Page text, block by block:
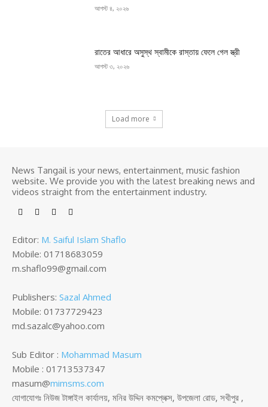
আগস্ট ৪, ২০২৬
রাতের আধারে অসুস্থ স্বামীকে রাস্তায় ফেলে গেল স্ত্রী
আগস্ট ৩, ২০২৬
Load more
News Tangail is your news, entertainment, music fashion
website. We provide you with the latest breaking news and
videos straight from the entertainment industry.
Editor: M. Saiful Islam Shaflo
Mobile: 01718683059
m.shaflo99@gmail.com
Publishers: Sazal Ahmed
Mobile: 01737729423
md.sazalc@yahoo.com
Sub Editor : Mohammad Masum
Mobile : 01713537347
masum@mimsms.com
যোগাযোগঃ নিউজ টাঙ্গাইল কার্যালয়, মনির উদ্দিন কমপ্লেক্স, উপজেলা রোড, সখীপুর ,